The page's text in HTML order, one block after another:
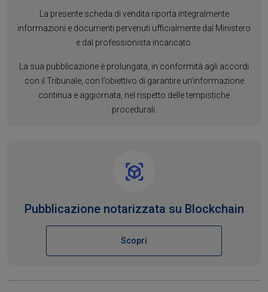
La presente scheda di vendita riporta integralmente
informazioni e documenti pervenuti ufficialmente dal Ministero
e dal professionista incaricato.
La sua pubblicazione è prolungata, in conformità agli accordi
con il Tribunale, con l’obiettivo di garantire un’informazione
continua e aggiornata, nel rispetto delle tempistiche
procedurali.
Pubblicazione notarizzata su Blockchain
Scopri